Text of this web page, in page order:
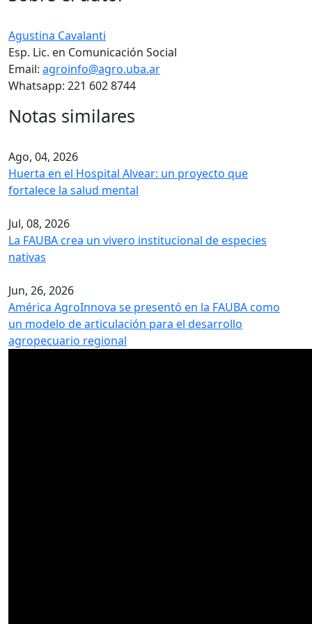
Agustina Cavalanti
Esp. Lic. en Comunicación Social
Email: agroinfo@agro.uba.ar
Whatsapp: 221 602 8744
Notas similares
Ago, 04, 2026
Huerta en el Hospital Alvear: un proyecto que
fortalece la salud mental
Jul, 08, 2026
La FAUBA crea un vivero institucional de especies
nativas
Jun, 26, 2026
América AgroInnova se presentó en la FAUBA como
un modelo de articulación para el desarrollo
agropecuario regional